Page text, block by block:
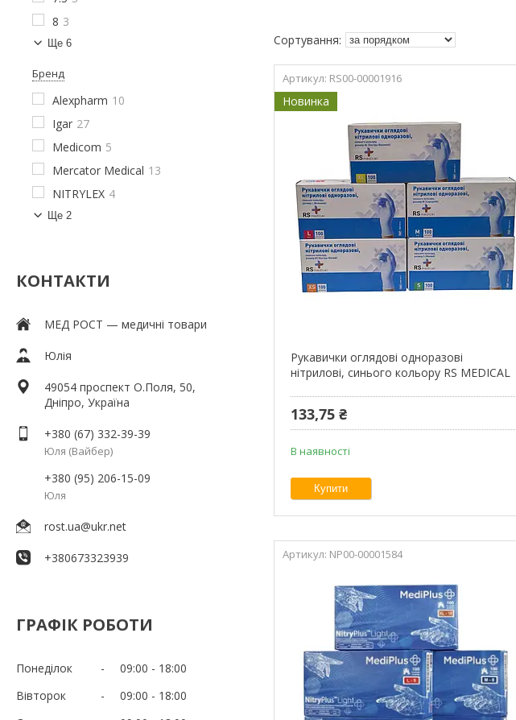
8 3
Ще 6
Бренд
Alexpharm 10
Igar 27
Medicom 5
Mercator Medical 13
NITRYLEX 4
Ще 2
КОНТАКТИ
МЕД РОСТ — медичні товари
Юлія
49054 проспект О.Поля, 50,
Дніпро, Україна
+380 (67) 332-39-39
Юля (Вайбер)
+380 (95) 206-15-09
Юля
rost.ua@ukr.net
+380673323939
ГРАФІК РОБОТИ
Понеділок 09:00
18:00
Вівторок
09:00
18:00
RS00-00001916
Новинка
Рукавички оглядові одноразові
нітрилові, синього кольору RS MEDICAL
133,75 ₴
В наявності
Купити
NP00-00001584